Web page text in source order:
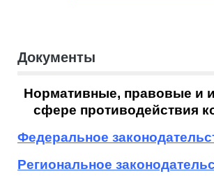
Документы
Нормативные, правовые и
сфере противодействия
Федеральное
Региональное